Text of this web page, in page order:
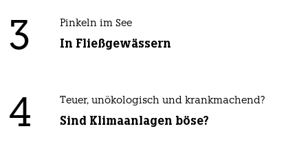
3 Pinkeln im See
In Fließgewässern
4 Teuer, unökologisch und krankmachend?
Sind Klimaanlagen böse?